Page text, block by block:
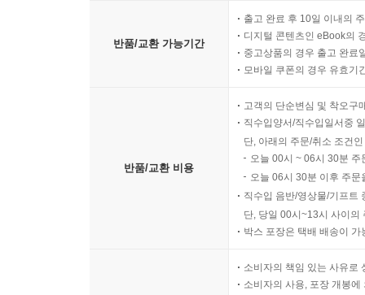
반품/교환 가능기간
출고 완료 후 10일 이내의
디지털 콘텐츠인 eBook의
중고상품의 경우 출고 완료
모바일 쿠폰의 경우 유효기
반품/교환 비용
고객의 단순변심 및 착오구
직수입양서/직수입일서중
단, 아래의 주문/취소 조건
오늘 00시 ~ 06시 30분
오늘 06시 30분 이후 주
직수입 음반/영상물/기프트
단, 당일 00시~13시 사이의
박스 포장은 택배 배송이
소비자의 책임 있는 사유로
소비자의 사용, 포장 개봉